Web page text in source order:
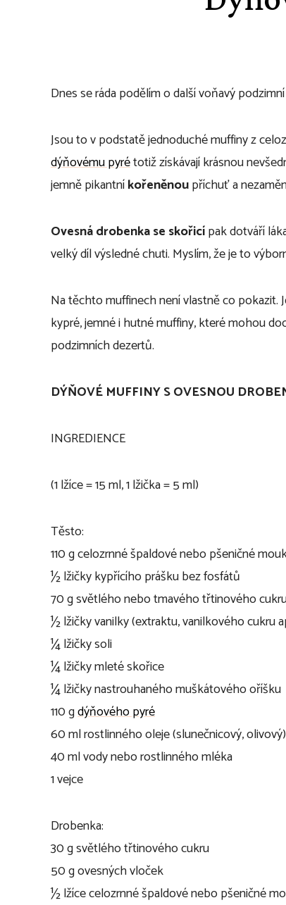
Dnes se ráda podělím o další voňavý
Jsou to v podstatě jednoduché muffiny z
dýňovému pyrétotiž získávají krásnou
jemně pikantníkořeněnoupříchuť a
Ovesná drobenka se skořicípak dotváří
velký díl výsledné chuti. Myslím, že je to
Na těchto muffinech není vlastně co pokazit.
kypré, jemné i hutné muffiny, které mohou
podzimních dezertů.
DÝŇOVÉ MUFFINY S OVESNOU
INGREDIENCE
(1 lžíce = 15 ml, 1 lžička = 5 ml)
Těsto:
110 g celozrnné špaldové nebo pšeničné
½ lžičky kypřícího prášku bez fosfátů
70 g světlého nebo tmavého třtinového
½ lžičky vanilky (extraktu, vanilkového cukru
¼ lžičky soli
¼ lžičky mleté skořice
¼ lžičky nastrouhaného muškátového oříšku
110 gdýňového pyré
60 ml rostlinného oleje (slunečnicový, olivový)
40 ml vody nebo rostlinného mléka
1 vejce
Drobenka:
30 g světlého třtinového cukru
50 g ovesných vloček
½ lžíce celozrnné špaldové nebo pšeničné